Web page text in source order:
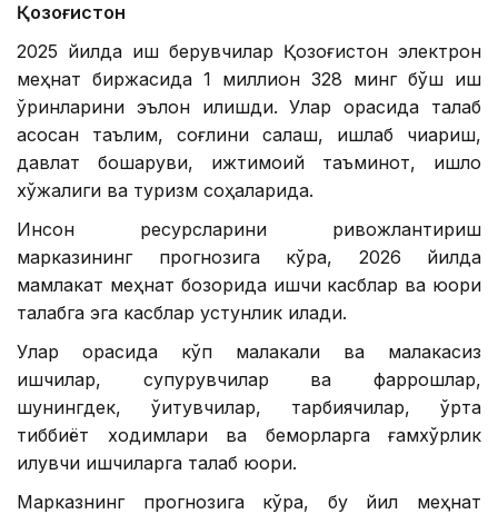
Қозоғистон
2025 йилда иш берувчилар Қозоғистон электрон
меҳнат биржасида 1 миллион 328 минг бўш иш
ўринларини эълон қилишди. Улар орасида талаб
асосан таълим, соғлиқни сақлаш, ишлаб чиқариш,
давлат бошқаруви, ижтимоий таъминот, қишлоқ
хўжалиги ва туризм соҳаларида.
Инсон ресурсларини ривожлантириш
марказининг прогнозига кўра, 2026 йилда
мамлакат меҳнат бозорида ишчи касблар ва юқори
талабга эга касблар устунлик қилади.
Улар орасида кўп малакали ва малакасиз
ишчилар, супурувчилар ва фаррошлар,
шунингдек, ўқитувчилар, тарбиячилар, ўрта
тиббиёт ходимлари ва беморларга ғамхўрлик
қилувчи ишчиларга талаб юқори.
Марказнинг прогнозига кўра, бу йил меҳнат